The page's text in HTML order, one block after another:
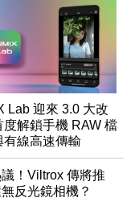
Lab 迎來 3.0 大改
度解鎖手機 RAW 檔
有線高速傳輸
！Viltrox 傳將推
反光鏡相機？